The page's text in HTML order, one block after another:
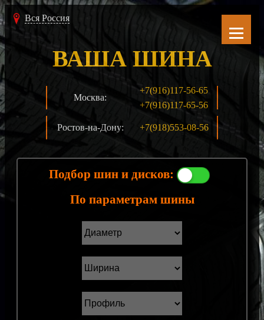
Вся Россия
Москва:
+7(916)117-56-65
+7(916)117-65-56
Ростов-на-Дону: +7(918)553-08-56
ВАША ШИНА
Подбор шин и дисков:
По параметрам шины